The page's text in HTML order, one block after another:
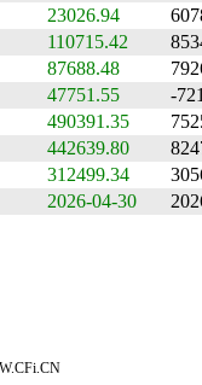
23026.94
110715.42
87688.48
47751.55
-
490391.35
442639.80
312499.34
2026-04-30